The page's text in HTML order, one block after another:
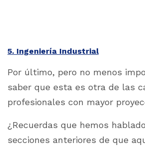
5. Ingeniería Industrial
Por último, pero no menos
saber que esta es otra de las
profesionales con mayor
¿Recuerdas que hemos
secciones anteriores de que